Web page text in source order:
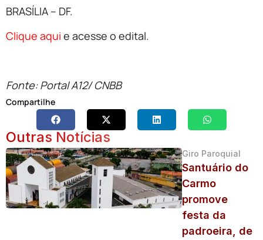
BRASÍLIA – DF.
Clique aqui e acesse o edital.
Fonte: Portal A12/ CNBB
Compartilhe
Outras Notícias
Giro Paroquial
Santuário do
Carmo
promove
festa da
padroeira, de